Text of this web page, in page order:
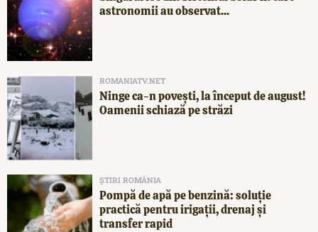
astronomii au observat...
ROMANIATV.NET
Ninge ca-n povești, la început de august!
Oamenii schiază pe străzi
ȘTIRI ROMÂNIA
Pompă de apă pe benzină: soluție
practică pentru irigații, drenaj și
transfer rapid